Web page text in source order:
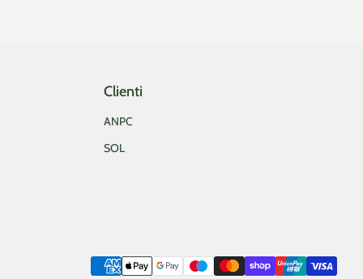
Clienti
ANPC
SOL
Metode de plata